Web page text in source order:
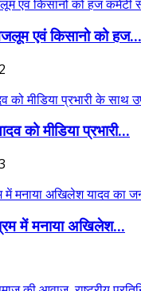
एवं किसानो को हज...
को मीडिया प्रभारी...
में मनाया अखिलेश...